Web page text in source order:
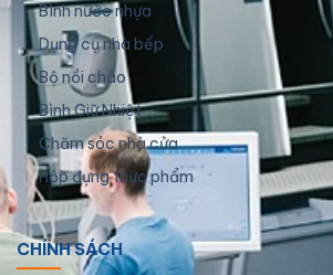
Bình nước nhựa
Dụng cụ nhà bếp
Bộ nồi chảo
Bình Giữ Nhiệt
Chăm sóc nhà cửa
Hộp đựng thực phẩm
CHÍNH SÁCH